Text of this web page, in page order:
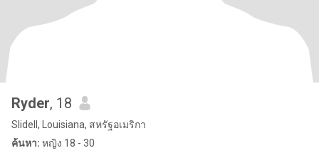
Ryder, 18
Slidell, Louisiana, สหรัฐอเมริกา
ค้นหา: หญิง 18 - 30